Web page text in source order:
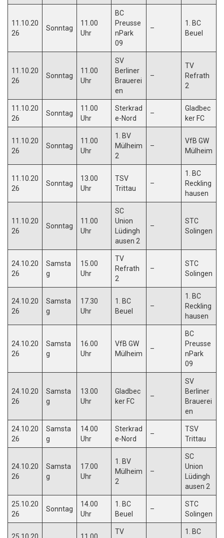
11.10.20
26
Sonntag
11.00
Uhr
BC
Preusse
nPark
09
–
1. BC
Beuel
11.10.20
26
Sonntag
11.00
Uhr
SV
Berliner
Brauerei
en
–
TV
Refrath
2
11.10.20
26
Sonntag
11.00
Uhr
Sterkrad
e-Nord
–
Gladbec
ker FC
11.10.20
26
Sonntag
11.00
Uhr
1. BV
Mülheim
2
–
VfB GW
Mülheim
11.10.20
26
Sonntag
13.00
Uhr
TSV
Trittau
–
1. BC
Reckling
hausen
11.10.20
26
Sonntag
11.00
Uhr
SC
Union
Lüdingh
ausen 2
–
STC
Solingen
24.10.20
26
Samsta
g
15.00
Uhr
TV
Refrath
2
–
STC
Solingen
24.10.20
26
Samsta
g
17.30
Uhr
1. BC
Beuel
–
1. BC
Reckling
hausen
24.10.20
26
Samsta
g
16.00
Uhr
VfB GW
Mülheim
–
BC
Preusse
nPark
09
24.10.20
26
Samsta
g
13.00
Uhr
Gladbec
ker FC
–
SV
Berliner
Brauerei
en
24.10.20
26
Samsta
g
14.00
Uhr
Sterkrad
e-Nord
–
TSV
Trittau
24.10.20
26
Samsta
g
17.00
Uhr
1. BV
Mülheim
2
–
SC
Union
Lüdingh
ausen 2
25.10.20
26
Sonntag
14.00
Uhr
1. BC
Beuel
–
STC
Solingen
25.10.20 11.00
TV
1. BC